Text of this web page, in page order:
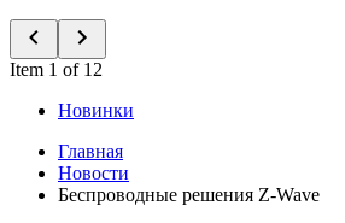
Item 1 of 12
Новинки
Главная
Новости
Беспроводные решения Z-Wave